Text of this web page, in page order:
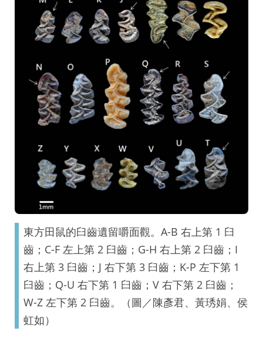
東方田鼠的臼齒遺留嚼面觀。A-B 右上第 1 臼
齒；C-F 左上第 2 臼齒；G-H 右上第 2 臼齒；I
右上第 3 臼齒；J 右下第 3 臼齒；K-P 左下第 1
臼齒；Q-U 右下第 1 臼齒；V 右下第 2 臼齒；
W-Z 左下第 2 臼齒。（圖／陳彥君、黃琇娟、侯
虹如）